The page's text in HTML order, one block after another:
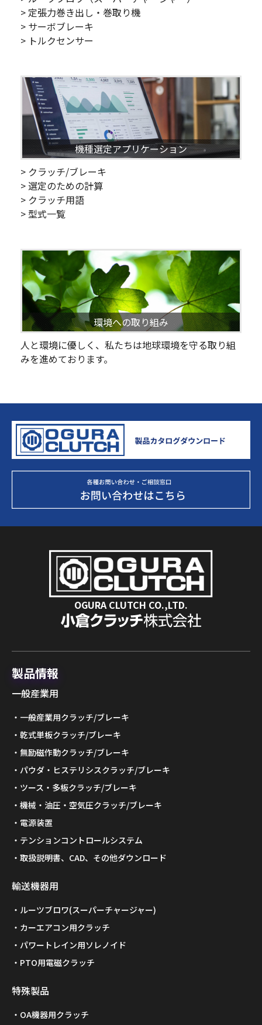
> 定張力巻き出し・巻取り機
> サーボブレーキ
> トルクセンサー
機種選定アプリケーション
> クラッチ/ブレーキ
> 選定のための計算
> クラッチ用語
> 型式一覧
環境への取り組み
人と環境に優しく、私たちは地球環境を守る取り組
みを進めております。
OGURA CLUTCH CO.,LTD.
製品情報
一般産業用
一般産業用クラッチ/ブレーキ
乾式単板クラッチ/ブレーキ
無励磁作動クラッチ/ブレーキ
パウダ・ヒステリシスクラッチ/ブレーキ
ツース・多板クラッチ/ブレーキ
機械・油圧・空気圧クラッチ/ブレーキ
電源装置
テンションコントロールシステム
取扱説明書、CAD、その他ダウンロード
輸送機器用
ルーツブロワ(スーパーチャージャー)
カーエアコン用クラッチ
パワートレイン用ソレノイド
PTO用電磁クラッチ
特殊製品
OA機器用クラッチ